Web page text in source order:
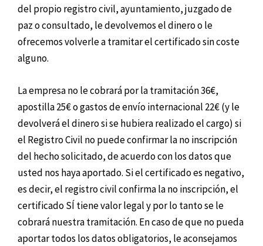
del propio registro civil, ayuntamiento, juzgado de
paz o consultado, le devolvemos el dinero o le
ofrecemos volverle a tramitar el certificado sin coste
alguno.
La empresa no le cobrará por la tramitación 36€,
apostilla 25€ o gastos de envío internacional 22€ (y le
devolverá el dinero si se hubiera realizado el cargo) si
el Registro Civil no puede confirmar la no inscripción
del hecho solicitado, de acuerdo con los datos que
usted nos haya aportado. Si el certificado es negativo,
es decir, el registro civil confirma la no inscripción, el
certificado SÍ tiene valor legal y por lo tanto se le
cobrará nuestra tramitación. En caso de que no pueda
aportar todos los datos obligatorios, le aconsejamos